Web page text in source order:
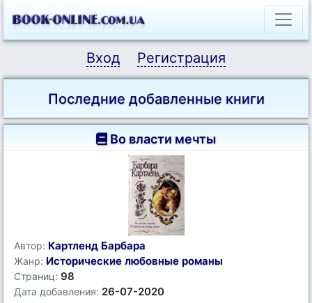
Вход Регистрация
Последние добавленные книги
Во власти мечты
Автор: Картленд Барбара
Жанр: Исторические любовные романы
Страниц: 98
Дата добавления: 26-07-2020